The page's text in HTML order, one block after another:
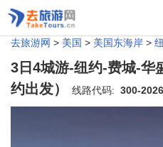
去旅游网 > 美国 > 美国东海岸 >
3日4城游-纽约-费城-华
约出发）
线路代码: 300-